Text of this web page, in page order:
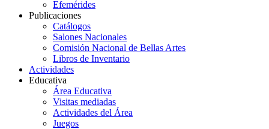
Efemérides
Publicaciones
Catálogos
Salones Nacionales
Comisión Nacional de Bellas Artes
Libros de Inventario
Actividades
Educativa
Área Educativa
Visitas mediadas
Actividades del Área
Juegos